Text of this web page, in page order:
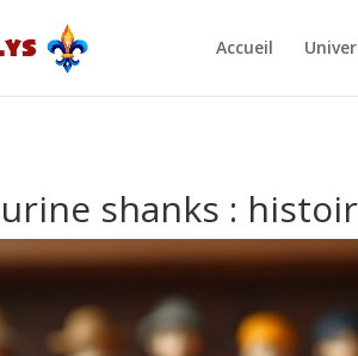
Accueil
shanks :